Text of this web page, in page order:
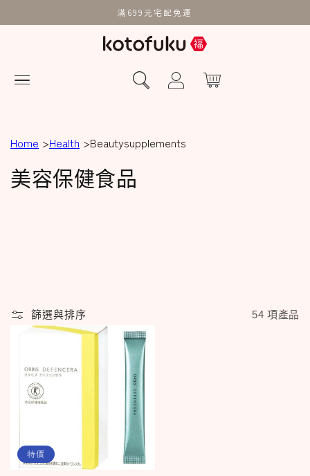
滿699元宅配免運
Home Health Beautysupplements
商
美容保健食品
篩選與排序 54 項產品
特價